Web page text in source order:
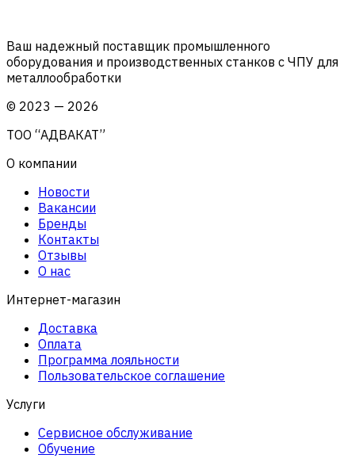
Ваш надежный поставщик промышленного
оборудования и производственных станков с ЧПУ для
металлообработки
© 2023 — 2026
ТОО “АДВАКАТ”
О компании
Новости
Вакансии
Бренды
Контакты
Отзывы
О нас
Интернет-магазин
Доставка
Оплата
Программа лояльности
Пользовательское соглашение
Услуги
Сервисное обслуживание
Обучение